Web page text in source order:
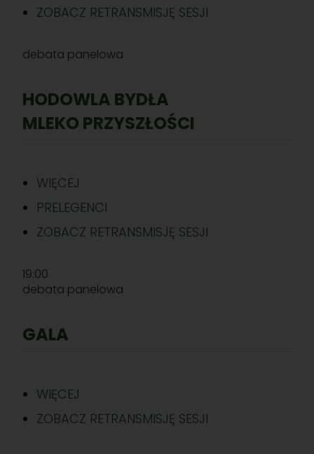
ZOBACZ RETRANSMISJĘ SESJI
debata panelowa
HODOWLA BYDŁA
MLEKO PRZYSZŁOŚCI
WIĘCEJ
PRELEGENCI
ZOBACZ RETRANSMISJĘ SESJI
19:00
debata panelowa
GALA
WIĘCEJ
ZOBACZ RETRANSMISJĘ SESJI